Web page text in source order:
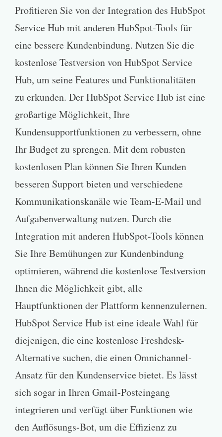
Profitieren Sie von der Integration des HubSpot
Service Hub mit anderen HubSpot-Tools für
eine bessere Kundenbindung. Nutzen Sie die
kostenlose Testversion von HubSpot Service
Hub, um seine Features und Funktionalitäten
zu erkunden. Der HubSpot Service Hub ist eine
großartige Möglichkeit, Ihre
Kundensupportfunktionen zu verbessern, ohne
Ihr Budget zu sprengen. Mit dem robusten
kostenlosen Plan können Sie Ihren Kunden
besseren Support bieten und verschiedene
Kommunikationskanäle wie Team-E-Mail und
Aufgabenverwaltung nutzen. Durch die
Integration mit anderen HubSpot-Tools können
Sie Ihre Bemühungen zur Kundenbindung
optimieren, während die kostenlose Testversion
Ihnen die Möglichkeit gibt, alle
Hauptfunktionen der Plattform kennenzulernen.
HubSpot Service Hub ist eine ideale Wahl für
diejenigen, die eine kostenlose Freshdesk-
Alternative suchen, die einen Omnichannel-
Ansatz für den Kundenservice bietet. Es lässt
sich sogar in Ihren Gmail-Posteingang
integrieren und verfügt über Funktionen wie
den Auflösungs-Bot, um die Effizienz zu